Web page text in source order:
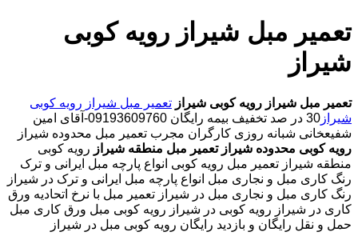
تعمیر مبل شیراز رویه کوبی
شیراز
تعمیر مبل شیراز رویه کوبی شیراز تعمیر مبل شیراز رویه کوبی
شیراز
30 در صد تخفیف بیمه رایگان 09193609760-آقای امین
شفیعخانی شبانه روزی کارگران مجرب تعمیر مبل محدوده شیراز
رویه کوبی محدوده شیراز تعمیر مبل منطقه شیراز رویه کوبی
منطقه شیراز تعمیر مبل رویه کوبی انواع پارچه مبل ایرانی و ترک
رنگ کاری مبل و نجاری مبل انواع پارچه مبل ایرانی و ترک در شیراز
رنگ کاری مبل و نجاری مبل در شیراز تعمیر مبل با نرخ اتحادیه ورق
کاری در شیراز رویه کوبی در شیراز رویه کوبی مبل ورق کاری مبل
حمل و نقل رایگان و بازدید رایگان رویه کوبی مبل در شیراز